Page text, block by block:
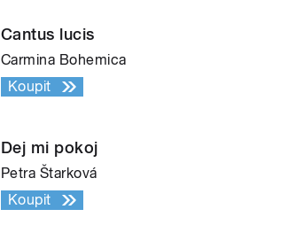
Cantus lucis
Carmina Bohemica
Koupit
Dej mi pokoj
Petra Štarková
Koupit